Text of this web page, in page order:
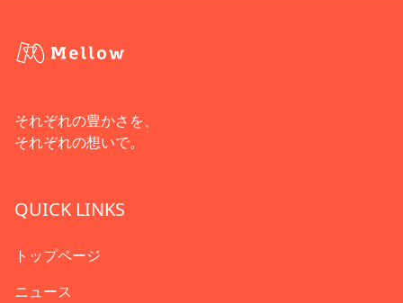
それぞれの豊かさを、
それぞれの想いで。
QUICK LINKS
トップページ
ニュース